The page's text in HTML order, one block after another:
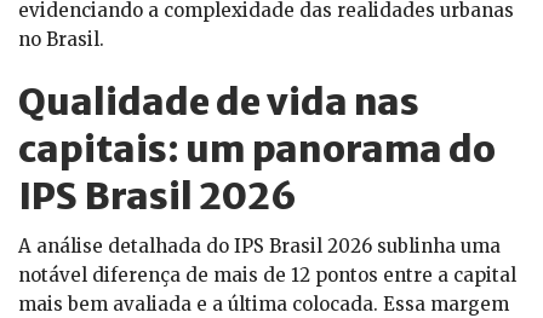
evidenciando a complexidade das realidades urbanas
no Brasil.
Qualidade de vida nas
capitais: um panorama do
IPS Brasil 2026
A análise detalhada do IPS Brasil 2026 sublinha uma
notável diferença de mais de 12 pontos entre a capital
mais bem avaliada e a última colocada. Essa margem